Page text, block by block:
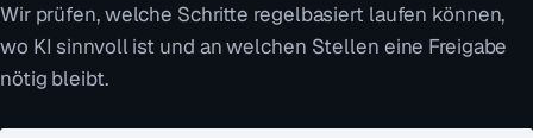
Wir prüfen, welche Schritte regelbasiert laufen können,
wo KI sinnvoll ist und an welchen Stellen eine Freigabe
nötig bleibt.